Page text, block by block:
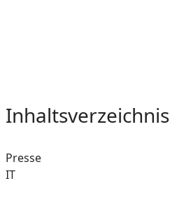
Inhaltsverzeichnis
Presse
IT